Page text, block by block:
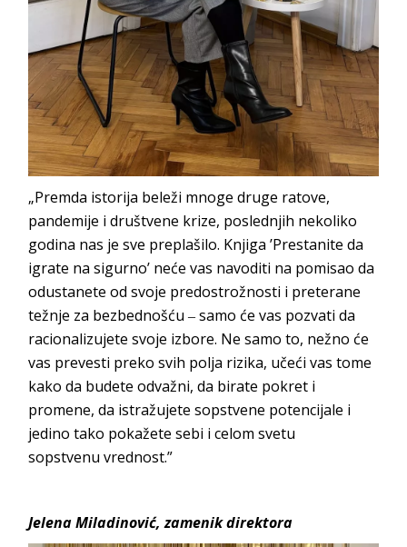
„Premda istorija beleži mnoge druge ratove,
pandemije i društvene krize, poslednjih nekoliko
godina nas je sve preplašilo. Knjiga ’Prestanite da
igrate na sigurno’ neće vas navoditi na pomisao da
odustanete od svoje predostrožnosti i preterane
težnje za bezbednošću ‒ samo će vas pozvati da
racionalizujete svoje izbore. Ne samo to, nežno će
vas prevesti preko svih polja rizika, učeći vas tome
kako da budete odvažni, da birate pokret i
promene, da istražujete sopstvene potencijale i
jedino tako pokažete sebi i celom svetu
sopstvenuvrednost.”
Jelena Miladinović,zamenikdirektora